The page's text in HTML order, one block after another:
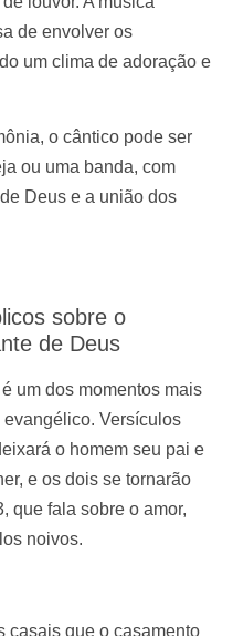
de envolver os
um clima de adoração e
o cântico pode ser
ou uma banda, com
Deus e a união dos
sobre o
de Deus
um dos momentos mais
Versículos
o homem seu pai e
e os dois se tornarão
que fala sobre o amor,
noivos.
casais que o casamento